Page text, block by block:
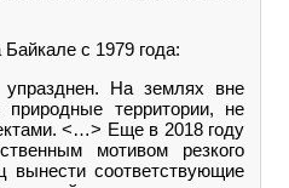
с 1979 года:
На землях вне
территории, не
<…> Еще в 2018 году
мотивом резкого
вынести соответствующие